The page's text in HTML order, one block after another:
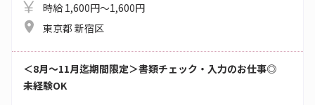
時給 1,600円～1,600円
東京都 新宿区
＜8月～11月迄期間限定＞書類チェック・入力のお仕事◎
未経験OK